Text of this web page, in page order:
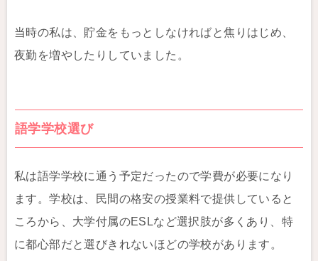
当時の私は、貯金をもっとしなければと焦りはじめ、
夜勤を増やしたりしていました。
語学学校選び
私は語学学校に通う予定だったので学費が必要になり
ます。学校は、民間の格安の授業料で提供していると
ころから、大学付属のESLなど選択肢が多くあり、特
に都心部だと選びきれないほどの学校があります。